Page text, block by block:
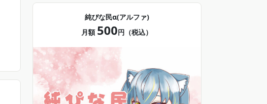
純ぴな民α(アルファ)
月額 500円（税込）